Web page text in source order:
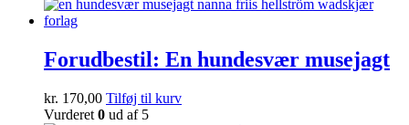
Forudbestil: En hundesvær musejagt
kr. 170,00 Tilføj til kurv
Vurderet 0 ud af 5